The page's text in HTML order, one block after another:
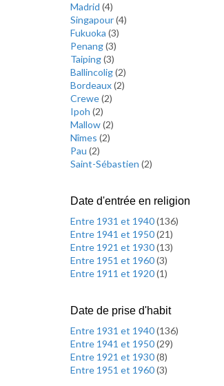
Madrid (4)
Singapour(4)
Fukuoka (3)
Penang(3)
Taiping(3)
Ballincolig(2)
Bordeaux(2)
Crewe(2)
Ipoh (2)
Mallow(2)
Nîmes (2)
Pau (2)
Saint-Sébastien (2)
Date d'entrée en religion
Entre 1931 et 1940(136)
Entre 1941 et 1950(21)
Entre 1921 et 1930(13)
Entre 1951 et 1960(3)
Entre 1911 et 1920(1)
Date de prise d'habit
Entre 1931 et 1940(136)
Entre 1941 et 1950(29)
Entre 1921 et 1930(8)
Entre 1951 et 1960(3)